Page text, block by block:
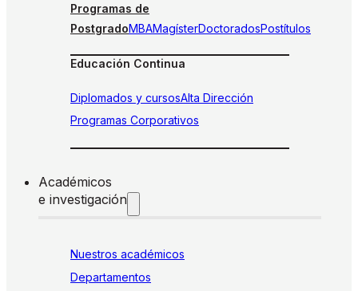
Programas de
PostgradoMBAMagísterDoctoradosPostítulos
Educación Continua
Diplomados y cursosAlta Dirección
Programas Corporativos
Académicos
e investigación
Nuestros académicos
Departamentos